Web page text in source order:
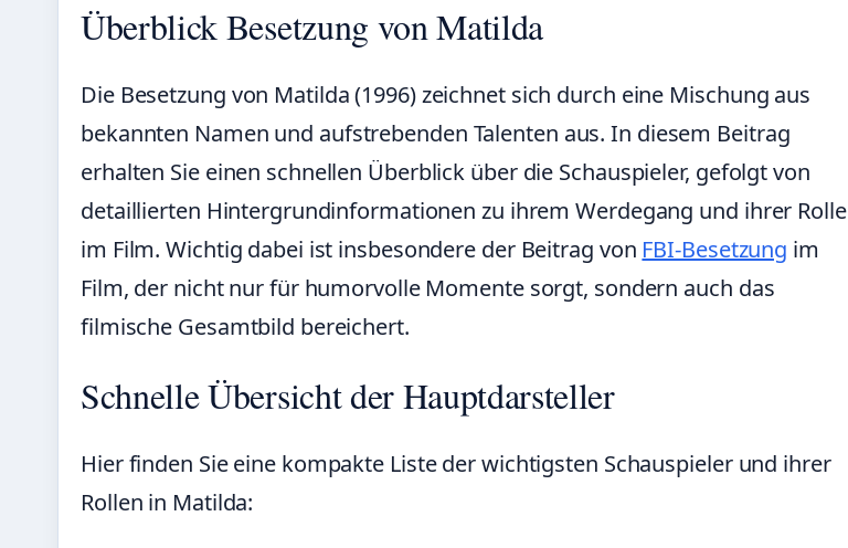
Überblick Besetzung von Matilda
Die Besetzung von Matilda (1996) zeichnet sich durch eine Mischung aus
bekannten Namen und aufstrebenden Talenten aus. In diesem Beitrag
erhalten Sie einen schnellen Überblick über die Schauspieler, gefolgt von
detaillierten Hintergrundinformationen zu ihrem Werdegang und ihrer Rolle
im Film. Wichtig dabei ist insbesondere der Beitrag von FBI-Besetzung im
Film, der nicht nur für humorvolle Momente sorgt, sondern auch das
filmische Gesamtbild bereichert.
Schnelle Übersicht der Hauptdarsteller
Hier finden Sie eine kompakte Liste der wichtigsten Schauspieler und ihrer
Rollen in Matilda: